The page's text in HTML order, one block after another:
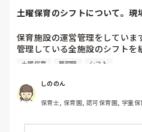
土曜保育のシフトについて。現
保育施設の運営管理をしていま
管理している全施設のシフトを
曜保育だけは入れる方が少なく
て入職しているはずですが、い
出勤が出来ない方ばかりです。
①土曜日の希望休は2日まで、
土曜保育 管理職 シフト
しののん
保育士, 保育園, 認可保育園, 学童保